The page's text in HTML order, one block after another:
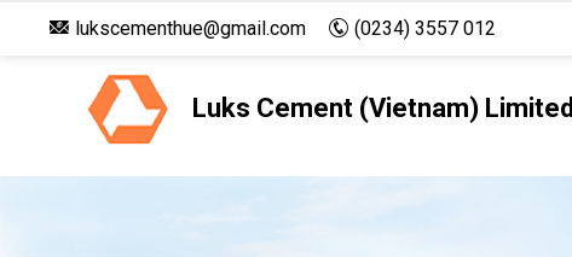
lukscementhue@gmail.com (0234) 3557 012
Luks Cement (Vietnam) Limited